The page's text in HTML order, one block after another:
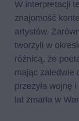
W interpretacji
znajomość
artystów.
tworzyli w
różnicą, że
mając zaledwie
przeżyła wojnę
lat zmarła w